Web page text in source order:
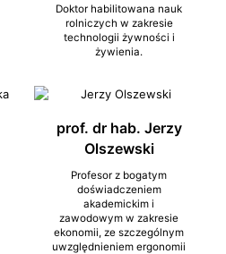
Doktor habilitowana nauk
rolniczych w zakresie
technologii żywności i
żywienia.
prof. dr hab. Jerzy
Olszewski
Profesor z bogatym
doświadczeniem
akademickim i
zawodowym w zakresie
ekonomii, ze szczególnym
uwzględnieniem ergonomii